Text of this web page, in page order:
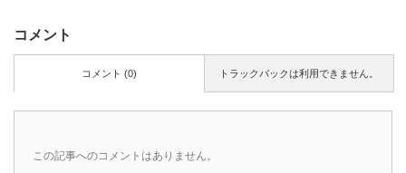
コメント
トラックバックは利用できません。
コメント (0)
この記事へのコメントはありません。